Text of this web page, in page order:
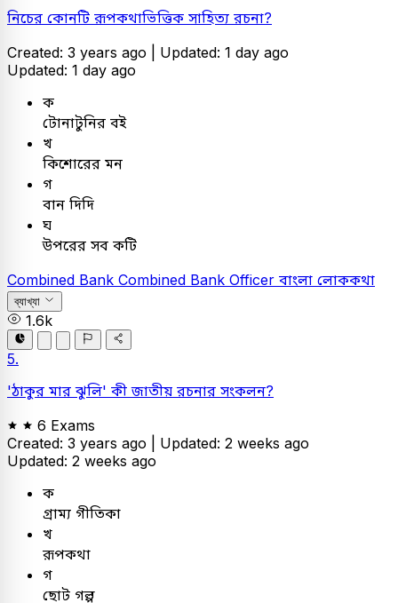
নিচের কোনটি রূপকথাভিত্তিক সাহিত্য রচনা?
Created: 3 years ago | Updated: 1 day ago
Updated: 1 day ago
ক
টোনাটুনির বই
খ
কিশোরের মন
গ
বান দিদি
ঘ
উপরের সব কটি
Combined Bank Combined Bank Officer বাংলা লোককথা
ব্যাখ্যা
1.6k
5.
'ঠাকুর মার ঝুলি' কী জাতীয় রচনার সংকলন?
6 Exams
Created: 3 years ago | Updated: 2 weeks ago
Updated: 2 weeks ago
ক
গ্রাম্য গীতিকা
খ
রূপকথা
গ
ছোট গল্প